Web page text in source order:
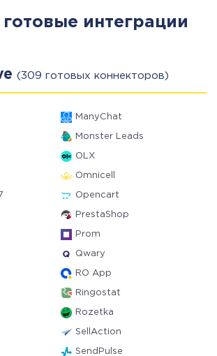
интеграции
(309 готовых коннекторов)
ManyChat
Monster Leads
OLX
Omnicell
Opencart
PrestaShop
Prom
Qwary
RO App
Ringostat
Rozetka
SellAction
SendPulse